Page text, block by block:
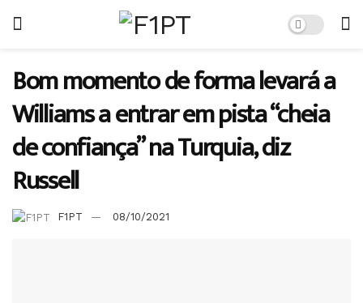
Bom momento de forma levará a
Williams a entrar em pista “cheia
de confiança” na Turquia, diz
Russell
F1PT 08/10/2021